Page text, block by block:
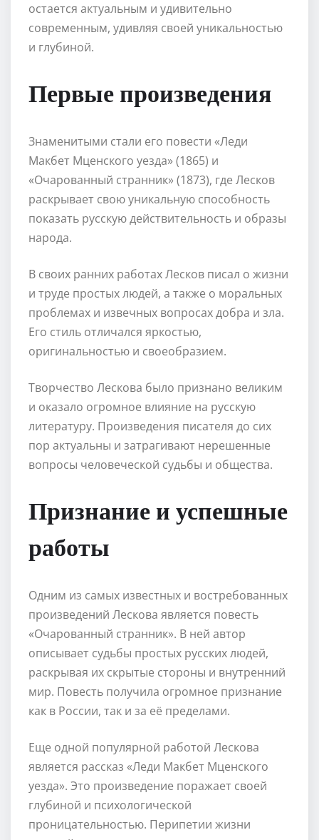
остается актуальным и удивительно
современным, удивляя своей уникальностью
и глубиной.
Первые произведения
Знаменитыми стали его повести «Леди
Макбет Мценского уезда» (1865) и
«Очарованный странник» (1873), где Лесков
раскрывает свою уникальную способность
показать русскую действительность и образы
народа.
В своих ранних работах Лесков писал о жизни
и труде простых людей, а также о моральных
проблемах и извечных вопросах добра и зла.
Его стиль отличался яркостью,
оригинальностью и своеобразием.
Творчество Лескова было признано великим
и оказало огромное влияние на русскую
литературу. Произведения писателя до сих
пор актуальны и затрагивают нерешенные
вопросы человеческой судьбы и общества.
Признание и успешные
работы
Одним из самых известных и востребованных
произведений Лескова является повесть
«Очарованный странник». В ней автор
описывает судьбы простых русских людей,
раскрывая их скрытые стороны и внутренний
мир. Повесть получила огромное признание
как в России, так и за её пределами.
Еще одной популярной работой Лескова
является рассказ «Леди Макбет Мценского
уезда». Это произведение поражает своей
глубиной и психологической
проницательностью. Перипетии жизни